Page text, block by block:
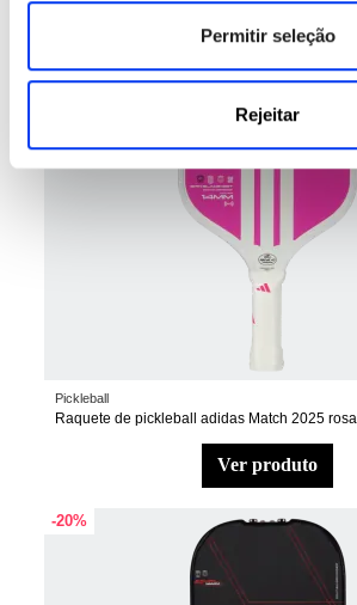
Permitir seleção
Rejeitar
Pickleball
Raquete de pickleball adidas Match 2025 rosa
ver produto
-20%